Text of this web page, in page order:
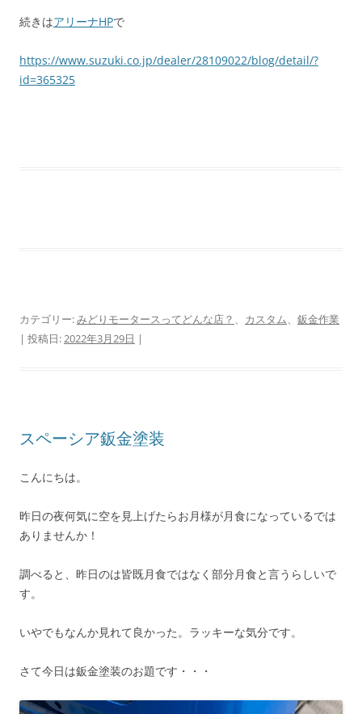
続きはアリーナHPで
https://www.suzuki.co.jp/dealer/28109022/blog/detail/?
id=365325
カテゴリー:みどりモータースってどんな店？ 、 カスタム、 鈑金作業
| 投稿日:2022年3月29日 |
スペーシア鈑金塗装
こんにちは。
昨日の夜何気に空を見上げたらお月様が月食になっているでは
ありませんか！
調べると、昨日のは皆既月食ではなく部分月食と言うらしいで
す。
いやでもなんか見れて良かった。ラッキーな気分です。
さて今日は鈑金塗装のお題です・・・